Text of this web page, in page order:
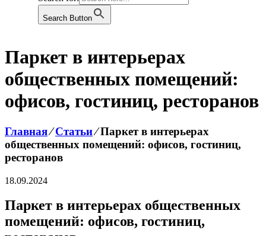
Search Button
Паркет в интерьерах
общественных помещений:
офисов, гостиниц, ресторанов
Главная⁄Статьи⁄Паркет в интерьерах
общественных помещений: офисов, гостиниц,
ресторанов
18.09.2024
Паркет в интерьерах общественных
помещений: офисов, гостиниц,